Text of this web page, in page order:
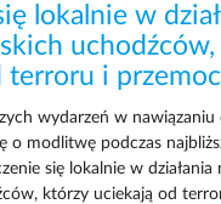
lokalnie w
terroru i
wydarzeń w nawiązaniu
o modlitwę podczas
się lokalnie w działania
którzy uciekają od